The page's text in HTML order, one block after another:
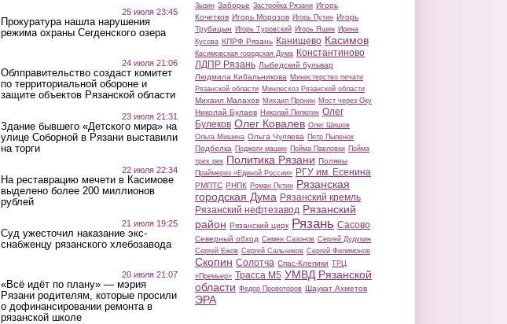
25 июля 23:45
Прокуратура нашла нарушения
режима охраны Сегденского озера
24 июля 21:06
Облправительство создаст комитет
по территориальной обороне и
защите объектов Рязанской области
23 июля 21:31
Здание бывшего «Детского мира» на
улице Соборной в Рязани выставили
на торги
22 июля 22:34
На реставрацию мечети в Касимове
выделено более 200 миллионов
рублей
21 июля 19:25
Суд ужесточил наказание экс-
снабженцу рязанского хлебозавода
20 июля 21:07
«Всё идёт по плану» — мэрия
Рязани родителям, которые просили
о дофинансировании ремонта в
рязанской школе
Зызин Заборье Застройка Рязани Игорь
Кочетков Игорь Морозов Игорь Путин Игорь
Трубицын Игорь Туровский Игорь Яшин Ирина
Кусова КПРФ Рязань Канищево Касимов
Касимовская городская Дума Константиново
ЛДПР Рязань Лыбедский бульвар
Людмила Кибальникова Министерство печати
Рязанской области Минлесхоз Рязанской области
Михаил Малахов Михаил Пронин Мост через Оку
Николай Булаев Николай Пилюгин Олег
Булеков Олег Ковалев Олег Шишов
Ольга Мишина Ольга Чуляева Петр Пыленок
Подбелка Поджоги машин Пойма Павловки Пойма
трех рек Политика Рязани Поляны
Праймериз «Единой России» РГУ им. Есенина
РМПТС РНПК Роман Путин Рязанская
городская Дума Рязанский кремль
Рязанский нефтезавод Рязанский
район Рязанский цирк Рязань Сасово
Северный обход Семен Сазонов Сергей Дудукин
Сергей Ежов Сергей Сальников Сергей Филимонов
Скопин Солотча Спас-Клепики ТРЦ
«Премьер» Трасса М5 УМВД Рязанской
области Федор Провоторов Шаукат Ахметов
ЭРА